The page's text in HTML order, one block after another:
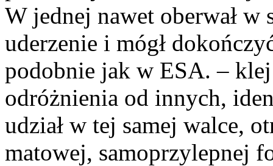
W jednej nawet oberwał w
uderzenie i mógł
podobnie jak w ESA. –
odróżnienia od innych,
udział w tej samej walce,
matowej, samoprzylepnej